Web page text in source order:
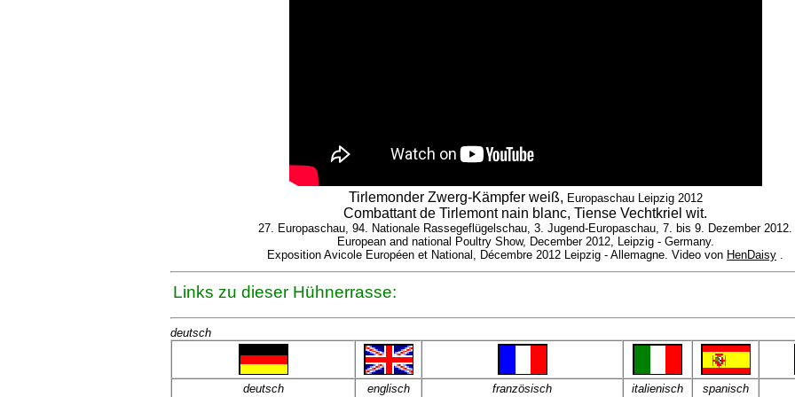
Tirlemonder Zwerg-Kämpfer weiß, Europaschau Leipzig 2012
Combattant de Tirlemont nain blanc, Tiense Vechtkriel wit.
27. Europaschau, 94. Nationale Rassegeflügelschau, 3. Jugend-Europaschau, 7. bis 9. Dezember 2012.
European and national Poultry Show, December 2012, Leipzig - Germany.
Exposition Avicole Européen et National, Décembre 2012 Leipzig - Allemagne. Video von HenDaisy .
Links zu dieser Hühnerrasse:
deutsch
deutsch englisch französisch italienisch spanisch